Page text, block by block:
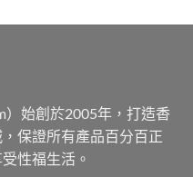
）始創於2005年，打造香
保證所有產品百分百正
性福生活。